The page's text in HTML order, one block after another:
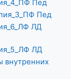
Пед
Пед
ЛД
ЛД
внутренних